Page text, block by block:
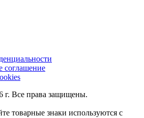
соглашение
г. Все права защищены.
товарные знаки используются с